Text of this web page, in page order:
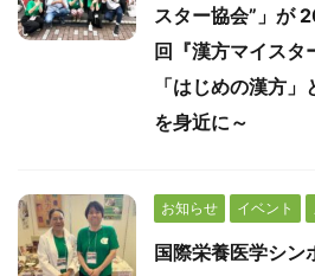
スター協会”」が
回『漢方マイス
「はじめの漢方
を身近に～
お知らせ イベント
国際栄養医学シ